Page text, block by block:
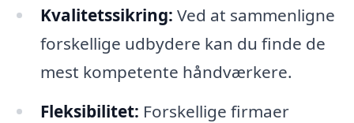
Kvalitetssikring: Ved at sammenligne
forskellige udbydere kan du finde de
mest kompetente håndværkere.
Fleksibilitet: Forskellige firmaer